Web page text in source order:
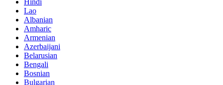
Hindi
Lao
Albanian
Amharic
Armenian
Azerbaijani
Belarusian
Bengali
Bosnian
Bulgarian